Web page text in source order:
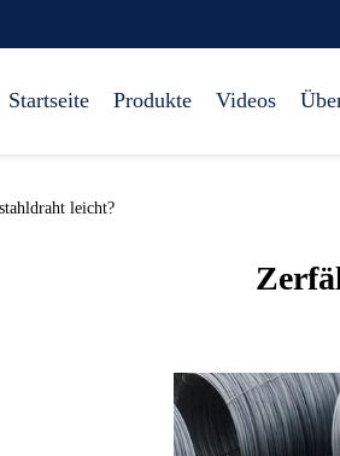
Startseite Produkte Videos
leicht?